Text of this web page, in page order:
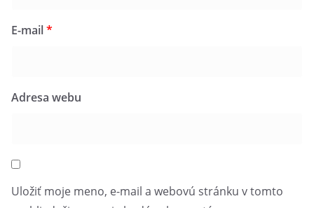
E-mail*
Adresa webu
Uložiť moje meno, e-mail a webovú stránku v tomto